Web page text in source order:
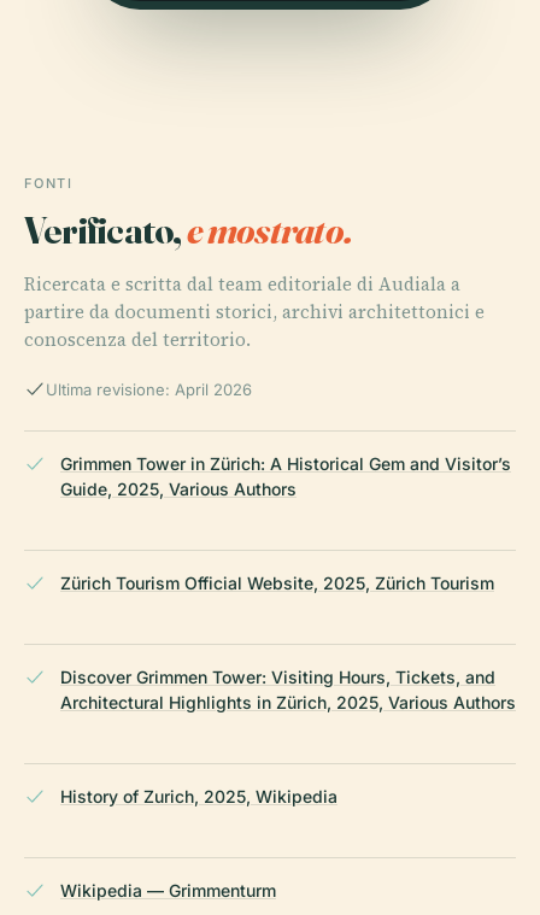
FONTI
Verificato,e mostrato.
Ricercata e scritta dal team editoriale di Audiala a
partire da documenti storici, archivi architettonici e
conoscenza del territorio.
Ultima revisione: April 2026
Grimmen Tower in Zürich: A Historical Gem and Visitor’s
Guide, 2025, Various Authors
Zürich Tourism Official Website, 2025, Zürich Tourism
Discover Grimmen Tower: Visiting Hours, Tickets, and
Architectural Highlights in Zürich, 2025, Various Authors
History of Zurich, 2025, Wikipedia
Wikipedia — Grimmenturm